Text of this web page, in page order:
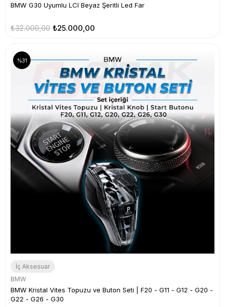
BMW G30 Uyumlu LCI Beyaz Şeritli Led Far
₺25.000,00
₺32.000,00
İç Aksesuar
BMW
BMW Kristal Vites Topuzu ve Buton Seti | F20 - G11 - G12 - G20 -
G22 - G26 - G30
%31